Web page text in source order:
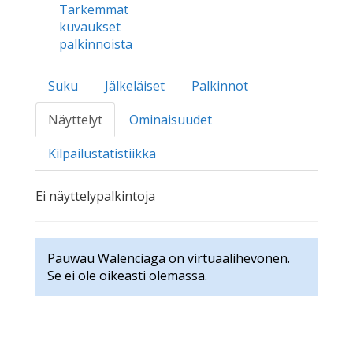
Tarkemmat
kuvaukset
palkinnoista
Suku Jälkeläiset
Palkinnot
Näyttelyt
Ominaisuudet
Kilpailustatistiikka
Ei näyttelypalkintoja
Pauwau Walenciaga on virtuaalihevonen.
Se ei ole oikeasti olemassa.